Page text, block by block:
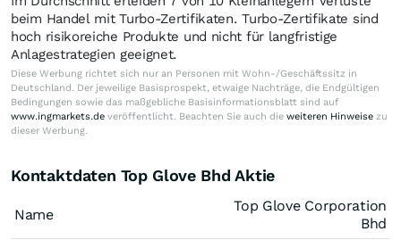
beim Handel mit Turbo-Zertifikaten. Turbo-Zertifikate sind
hoch risikoreiche Produkte und nicht für langfristige
Anlagestrategien geeignet.
Diese Werbung richtet sich nur an Personen mit Wohn-/Geschäftssitz in
Deutschland. Der jeweilige Basisprospekt, etwaige Nachträge, die Endgültigen
Bedingungen sowie das maßgebliche Basisinformationsblatt sind auf
www.ingmarkets.de veröffentlicht. Beachten Sie auch die weiteren Hinweise zu
dieser Werbung.
Kontaktdaten Top Glove Bhd Aktie
Name
Top Glove Corporation
Bhd